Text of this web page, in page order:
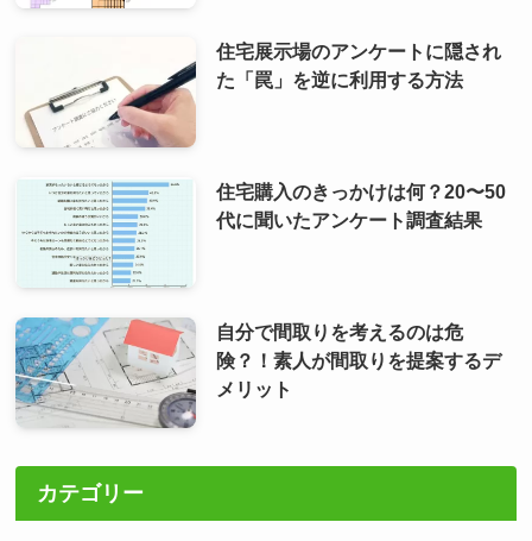
住宅展示場のアンケートに隠され
た「罠」を逆に利用する方法
住宅購入のきっかけは何？20〜50
代に聞いたアンケート調査結果
自分で間取りを考えるのは危
険？！素人が間取りを提案するデ
メリット
カテゴリー